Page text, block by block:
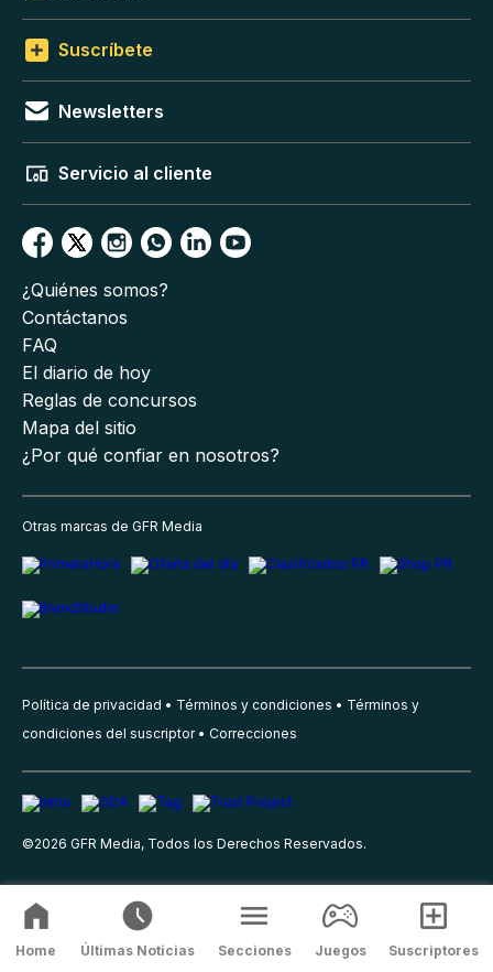
Suscríbete
Newsletters
Servicio al cliente
¿Quiénes somos?
Contáctanos
FAQ
El diario de hoy
Reglas de concursos
Mapa del sitio
¿Por qué confiar en nosotros?
Otras marcas de GFR Media
Política de privacidad Términos y condiciones
Términos y
condiciones del suscriptor
Correcciones
©2026 GFR Media, Todos los Derechos Reservados.
Home Últimas Noticias Secciones Juegos Suscriptores